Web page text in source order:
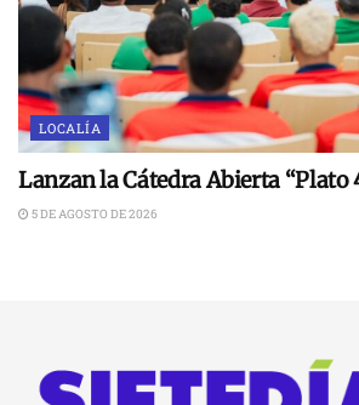
LOCALÍA
Lanzan la Cátedra Abierta “Plato
5 DE AGOSTO DE 2026